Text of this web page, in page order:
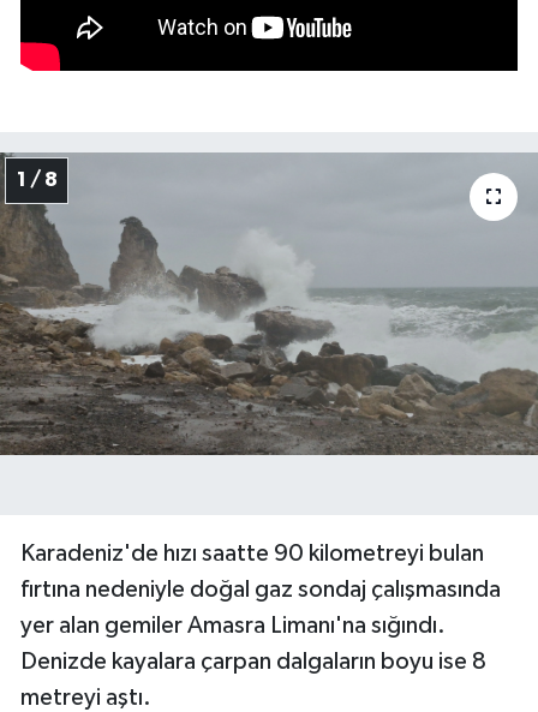
1 / 8
Karadeniz'de hızı saatte 90 kilometreyi bulan
fırtına nedeniyle doğal gaz sondaj çalışmasında
yer alan gemiler Amasra Limanı'na sığındı.
Denizde kayalara çarpan dalgaların boyu ise 8
metreyi aştı.